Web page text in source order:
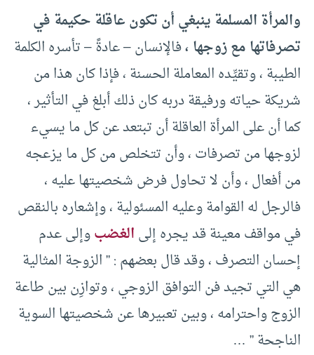
والمرأة المسلمة ينبغي أن تكون عاقلة حكيمة في
تصرفاتها مع زوجها ،فالإنسان – عادةً – تأسره الكلمة
الطيبة ، وتقيِّده المعاملة الحسنة ، فإذا كان هذا من
شريكة حياته ورفيقة دربه كان ذلك أبلغ في التأثير ،
كما أن على المرأة العاقلة أن تبتعد عن كل ما يسيء
لزوجها من تصرفات ، وأن تتخلص من كل ما يزعجه
من أفعال ، وأن لا تحاول فرض شخصيتها عليه ،
فالرجل له القوامة وعليه المسئولية ، وإشعاره بالنقص
في مواقف معينة قد يجره إلىالغضبوإلى عدم
إحسان التصرف ، وقد قال بعضهم : ” الزوجة المثالية
هي التي تجيد فن التوافق الزوجي ، وتوازِن بين طاعة
الزوج واحترامه ، وبين تعبيرها عن شخصيتها السوية
الناجحة ” …